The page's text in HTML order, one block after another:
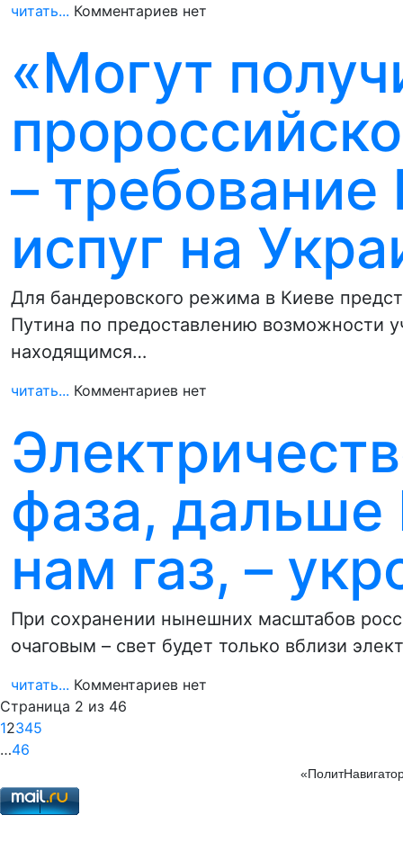
читать... Комментариев нет
«Могут
–
испуг на
Для бандеровского режима в Киеве
Путина по предоставлению возможности
находящимся…
читать... Комментариев нет
фаза, дальше
нам газ, –
При сохранении нынешних масштабов
очаговым – свет будет только вблизи
читать... Комментариев нет
Страница 2 из 46
12345
…46